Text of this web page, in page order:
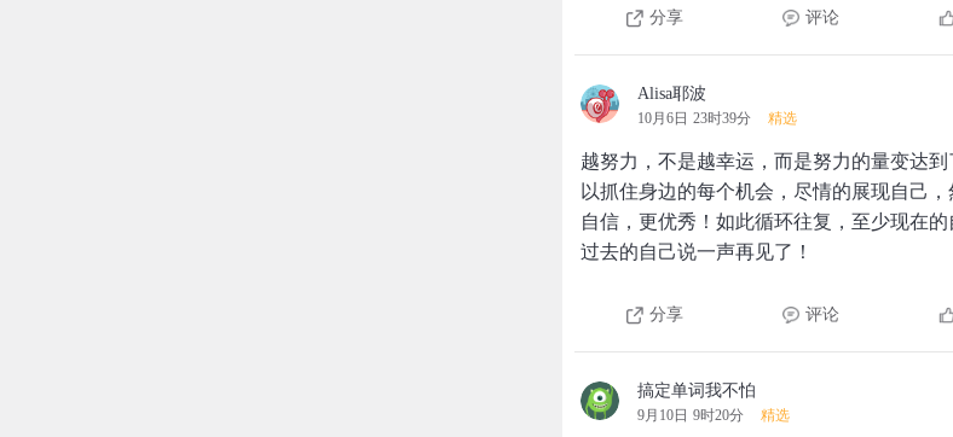
分享 评论
Alisa耶波
10月6日 23时39分 精选
越努力，不是越幸运，而是努力的量变达
以抓住身边的每个机会，尽情的展现自己
自信，更优秀！如此循环往复，至少现在
过去的自己说一声再见了！
分享 评论
搞定单词我不怕
9月10日 9时20分 精选